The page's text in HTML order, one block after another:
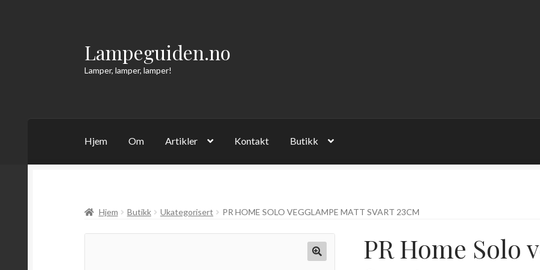
Hopp
til
navigasjon
Hopp
til
innhold
Lampeguiden.no
Lamper, lamper, lamper!
Hjem Om Artikler Kontakt Butikk
Hjem Butikk Ukategorisert PR HOME SOLO VEGGLAMPE MATT SVART 23CM
PR Home Solo